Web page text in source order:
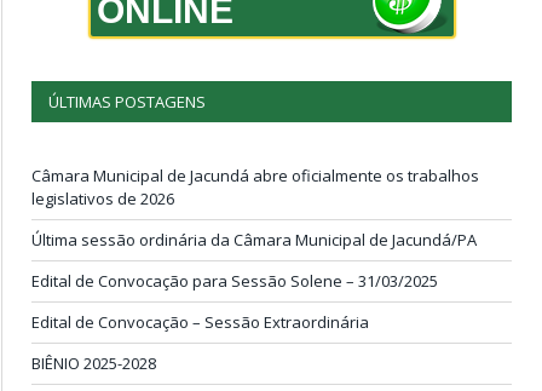
ONLINE
ÚLTIMAS POSTAGENS
Câmara Municipal de Jacundá abre oficialmente os trabalhos
legislativos de 2026
Última sessão ordinária da Câmara Municipal de Jacundá/PA
Edital de Convocação para Sessão Solene – 31/03/2025
Edital de Convocação – Sessão Extraordinária
BIÊNIO 2025-2028